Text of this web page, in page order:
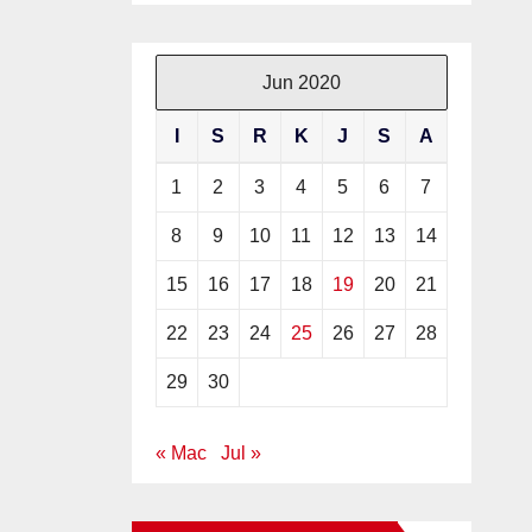
Jun 2020
S R K J S A
1 2 3 4 5 6 7
8 9 10 11 12 13 14
15 16 17 18 19 20 21
22 23 24 25 26 27 28
29 30
« Mac Jul »